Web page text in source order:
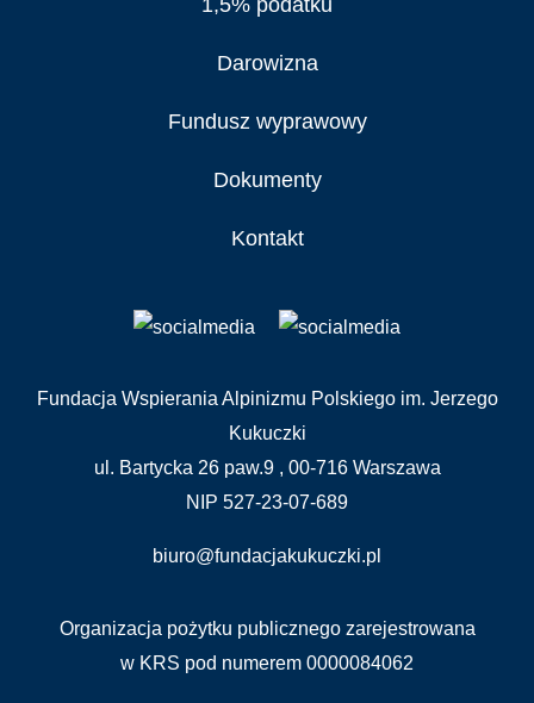
Darowizna
Fundusz wyprawowy
Dokumenty
Kontakt
Fundacja Wspierania Alpinizmu Polskiego im. Jerzego
Kukuczki
ul. Bartycka 26 paw.9 , 00-716 Warszawa
NIP 527-23-07-689
biuro@fundacjakukuczki.pl
Organizacja pożytku publicznego zarejestrowana
w KRS pod numerem 0000084062